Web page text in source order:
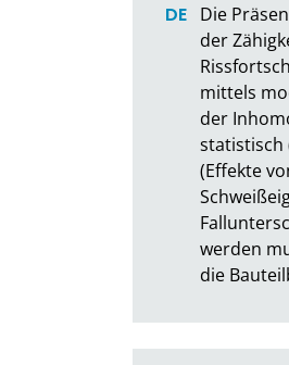
Die
der
mittels
der
statistisch
(Effekte
werden
die